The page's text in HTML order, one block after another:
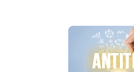
Jetzt lesen